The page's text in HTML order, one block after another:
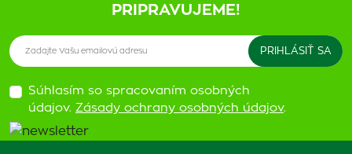
PRIPRAVUJEME!
Súhlasím so spracovaním osobných
údajov. Zásady ochrany osobných údajov.